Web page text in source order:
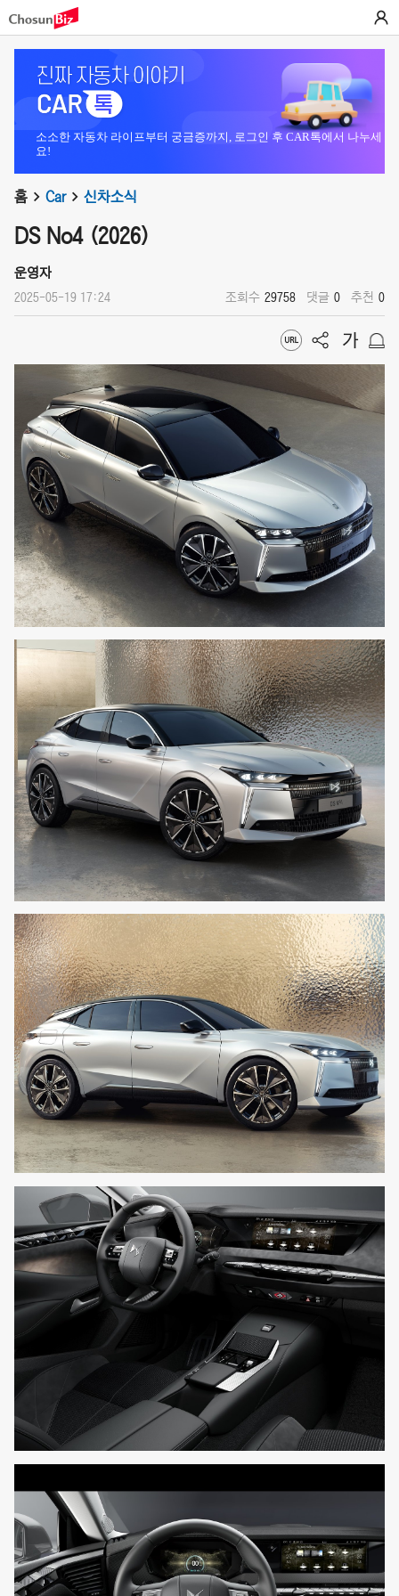
소소한 자동차 라이프부터 궁금증까지, 로그인 후 CAR톡에서 나누세
요!
홈 Car 신차소식
DS No4 (2026)
운영자
2025-05-19 17:24 조회수 29758 댓글 0 추천 0